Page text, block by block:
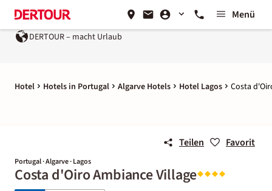
Menü
Urlaub Ein Unternehmen der
Hotel Hotels in Portugal Algarve Hotels Hotel Lagos Costa
Teilen Favorit
Portugal · Algarve · Lagos
Costa d'Oiro Ambiance Village